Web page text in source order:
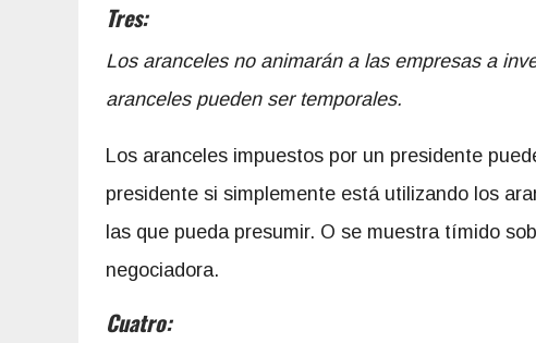
Tres:
Los aranceles no animarán a las empresas a
aranceles pueden ser temporales.
Los aranceles impuestos por un presidente
presidente si simplemente está utilizando los
las que pueda presumir. O se muestra tímido
negociadora.
Cuatro: